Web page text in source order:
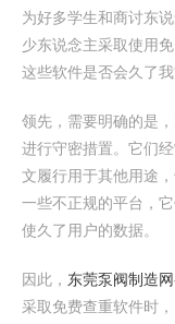
为好多学生和商讨东
少东说念主采取使用
这些软件是否会久了
领先，需要明确的是
进行守密措置。它们
文履行用于其他用途
一些不正规的平台，
使久了用户的数据。
因此， 东莞泵阀制造
采取免费查重软件时，